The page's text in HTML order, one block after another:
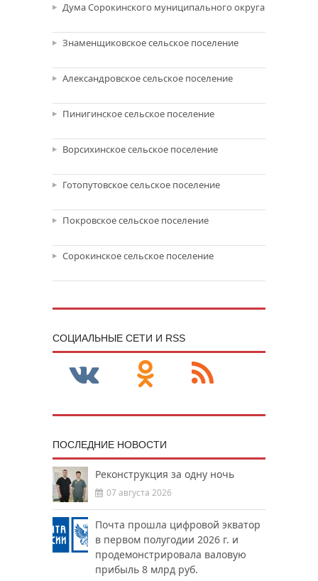
Дума Сорокинского муниципального округа
Знаменщиковское сельское поселение
Александровское сельское поселение
Пинигинское сельское поселение
Ворсихинское сельское поселение
Готопутовское сельское поселение
Покровское сельское поселение
Сорокинское сельское поселение
CОЦИАЛЬНЫЕ СЕТИ И RSS
ПОСЛЕДНИЕ НОВОСТИ
Реконструкция за одну ночь
07 августа 2026
Почта прошла цифровой экватор
в первом полугодии 2026 г. и
продемонстрировала валовую
прибыль 8 млрд руб.